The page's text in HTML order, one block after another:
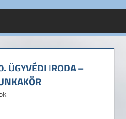
ÜGYVÉDI IRODA –